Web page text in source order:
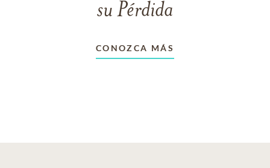
su Pérdida
CONOZCA MÁS